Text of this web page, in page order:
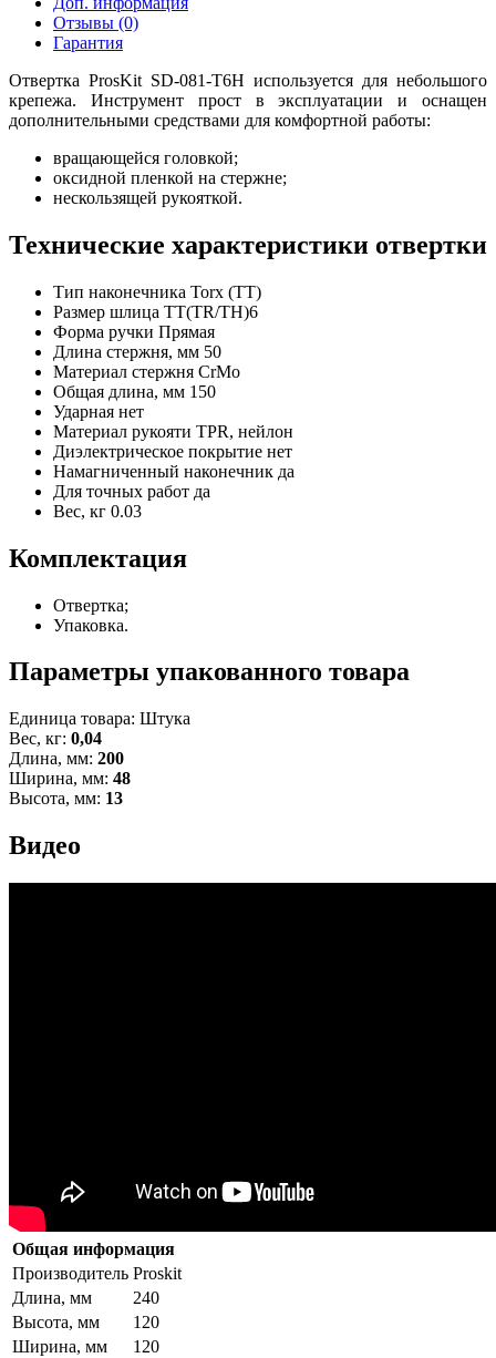
Отзывы (0)
Гарантия
Отвертка ProsKit SD-081-T6H используется для небольшого
крепежа. Инструмент прост в эксплуатации и оснащен
дополнительными средствами для комфортной работы:
вращающейся головкой;
оксидной пленкой на стержне;
нескользящей рукояткой.
Технические характеристики отвертки
Тип наконечника Torx (TT)
Размер шлица ТТ(TR/TH)6
Форма ручки Прямая
Длина стержня, мм 50
Материал стержня CrMo
Общая длина, мм 150
Ударная нет
Материал рукояти TPR, нейлон
Диэлектрическое покрытие нет
Намагниченный наконечник да
Для точных работ да
Вес, кг 0.03
Комплектация
Отвертка;
Упаковка.
Параметры упакованного товара
Единица товара: Штука
Вес, кг: 0,04
Длина, мм: 200
Ширина, мм: 48
Высота, мм: 13
Видео
Общая информация
Производитель Proskit
Длина, мм
240
Высота, мм
120
Ширина, мм
120